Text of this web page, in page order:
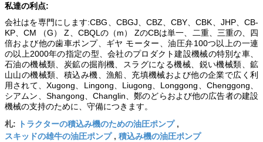
私達の利点:
会社はを専門にします:CBG、CBGJ、CBZ、CBY、CBK、JHP、CB-
KP、CM （G） Z、CBQLの（m） ZのCBは単一、二重、三重の、四
倍および他の歯車ポンプ、ギヤ モーター、油圧弁100つ以上の一連
の以上2000年の指定の型、会社のプロダクト建設機械の特別な車、
石油の機械類、炭鉱の掘削機、スラグになる機械、鋭い機械類、鉱
山山の機械類、積込み機、漁船、充填機械および他の企業で広く利
用されて、Xugong、Lingong、Liugong、Longgong、Chenggong、
シアムン、Shangong、Changlin、鄭のどらおよび他の広告者の建設
機械の支持のために、守備につきます。
札:
トラクターの積込み機のための油圧ポンプ,
スキッドの雄牛の油圧ポンプ, 積込み機の油圧ポンプ